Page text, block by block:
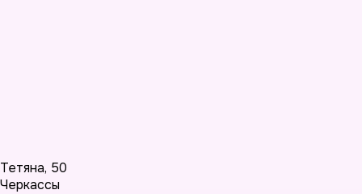
Тетяна, 50
Черкассы